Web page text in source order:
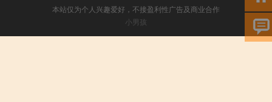
本站仅为个人兴趣爱好，不接盈利性广告及商业合作
小男孩